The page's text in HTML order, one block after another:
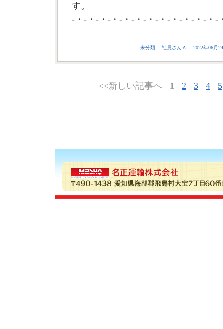
す。
-・-・-・-・-・-・-・-・-・-・-・-・-
未分類 社員さんＡ 2022年06月
<<新しい記事へ 1 2 3 4 5